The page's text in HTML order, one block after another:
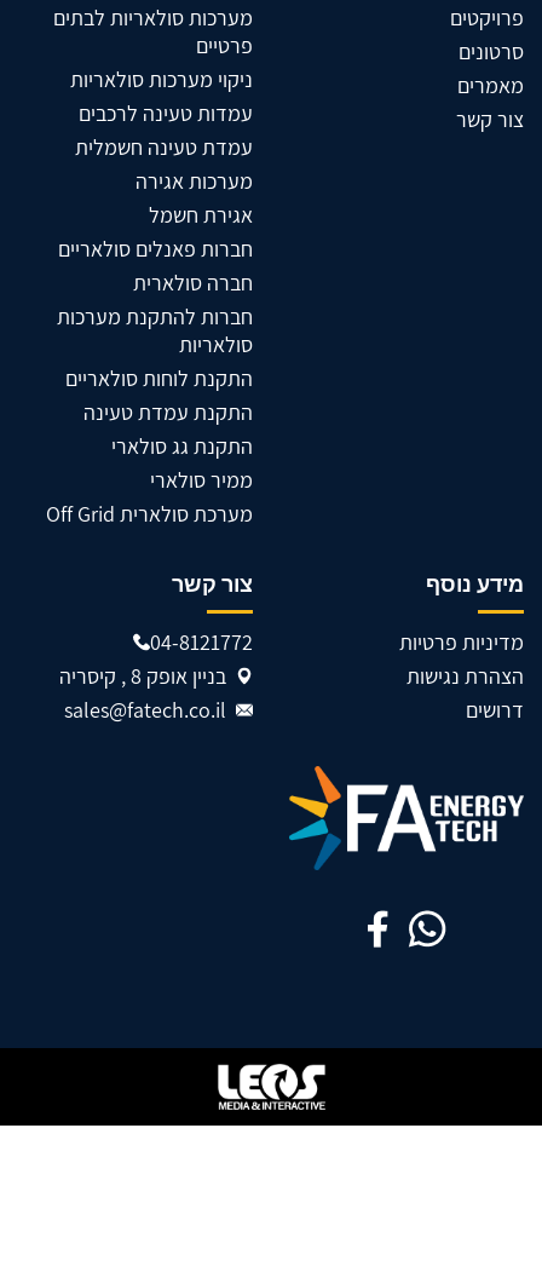
פרויקטים
סרטונים
מאמרים
צור קשר
מערכות סולאריות לבתים
פרטיים
ניקוי מערכות סולאריות
עמדות טעינה לרכבים
עמדת טעינה חשמלית
מערכות אגירה
אגירת חשמל
חברות פאנלים סולאריים
חברה סולארית
חברות להתקנת מערכות
סולאריות
התקנת לוחות סולאריים
התקנת עמדת טעינה
התקנת גג סולארי
ממיר סולארי
מערכת סולארית Off Grid
מידע נוסף
מדיניות פרטיות
הצהרת נגישות
דרושים
צור קשר
04-8121772
בניין אופק 8 , קיסריה
sales@fatech.co.il